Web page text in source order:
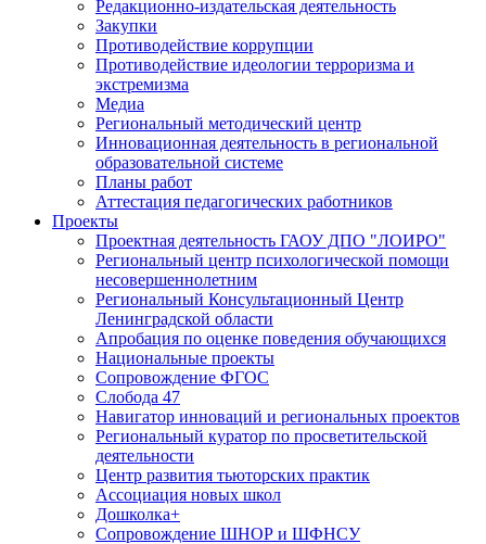
Редакционно-издательская деятельность
Закупки
Противодействие коррупции
Противодействие идеологии терроризма и
экстремизма
Медиа
Региональный методический центр
Инновационная деятельность в региональной
образовательной системе
Планы работ
Аттестация педагогических работников
Проекты
Проектная деятельность ГАОУ ДПО "ЛОИРО"
Региональный центр психологической помощи
несовершеннолетним
Региональный Консультационный Центр
Ленинградской области
Апробация по оценке поведения обучающихся
Национальные проекты
Сопровождение ФГОС
Слобода 47
Навигатор инноваций и региональных проектов
Региональный куратор по просветительской
деятельности
Центр развития тьюторских практик
Ассоциация новых школ
Дошколка+
Сопровождение ШНОР и ШФНСУ